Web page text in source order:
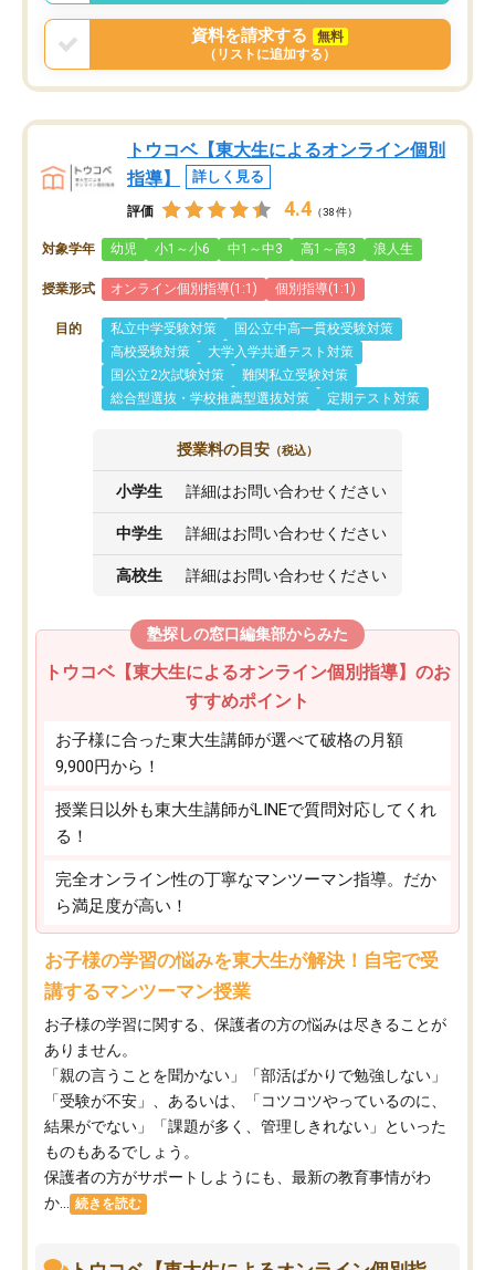
資料を請求する
無料
（リストに追加する）
トウコベ【東大生によるオンライン個別
指導】
詳しく見る
評価 4.4 （38件）
対象学年 幼児 小1～小6 中1～中3 高1～高3 浪人生
授業形式 オンライン個別指導(1:1) 個別指導(1:1)
目的 私立中学受験対策
国公立中高一貫校受験対策
高校受験対策
大学入学共通テスト対策
国公立2次試験対策
難関私立受験対策
総合型選抜・学校推薦型選抜対策
定期テスト対策
授業料の目安 （税込）
小学生 詳細はお問い合わせください
中学生 詳細はお問い合わせください
高校生 詳細はお問い合わせください
塾探しの窓口編集部からみた
トウコベ【東大生によるオンライン個別指導】のお
すすめポイント
お子様に合った東大生講師が選べて破格の月額
9,900円から！
授業日以外も東大生講師がLINEで質問対応してくれ
る！
完全オンライン性の丁寧なマンツーマン指導。だか
ら満足度が高い！
お子様の学習の悩みを東大生が解決！自宅で受
講するマンツーマン授業
お子様の学習に関する、保護者の方の悩みは尽きることが
ありません。
「親の言うことを聞かない」「部活ばかりで勉強しない」
「受験が不安」、あるいは、「コツコツやっているのに、
結果がでない」「課題が多く、管理しきれない」といった
ものもあるでしょう。
保護者の方がサポートしようにも、最新の教育事情がわ
か...
続きを読む